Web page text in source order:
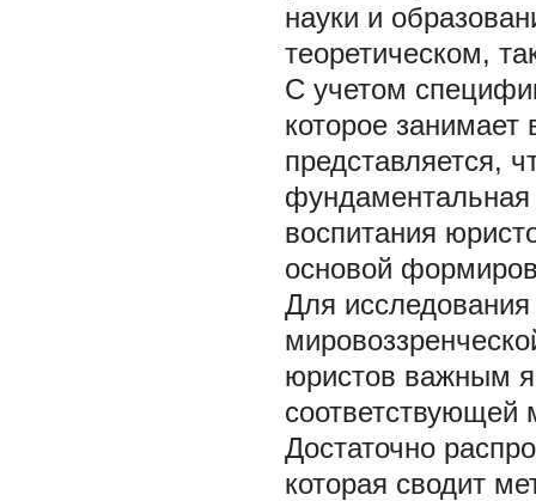
науки и
теоретическом,
С учетом
которое занимает
представляется,
воспитания
основой
Для исследования
юристов важным
соответствующей
Достаточно
которая сводит